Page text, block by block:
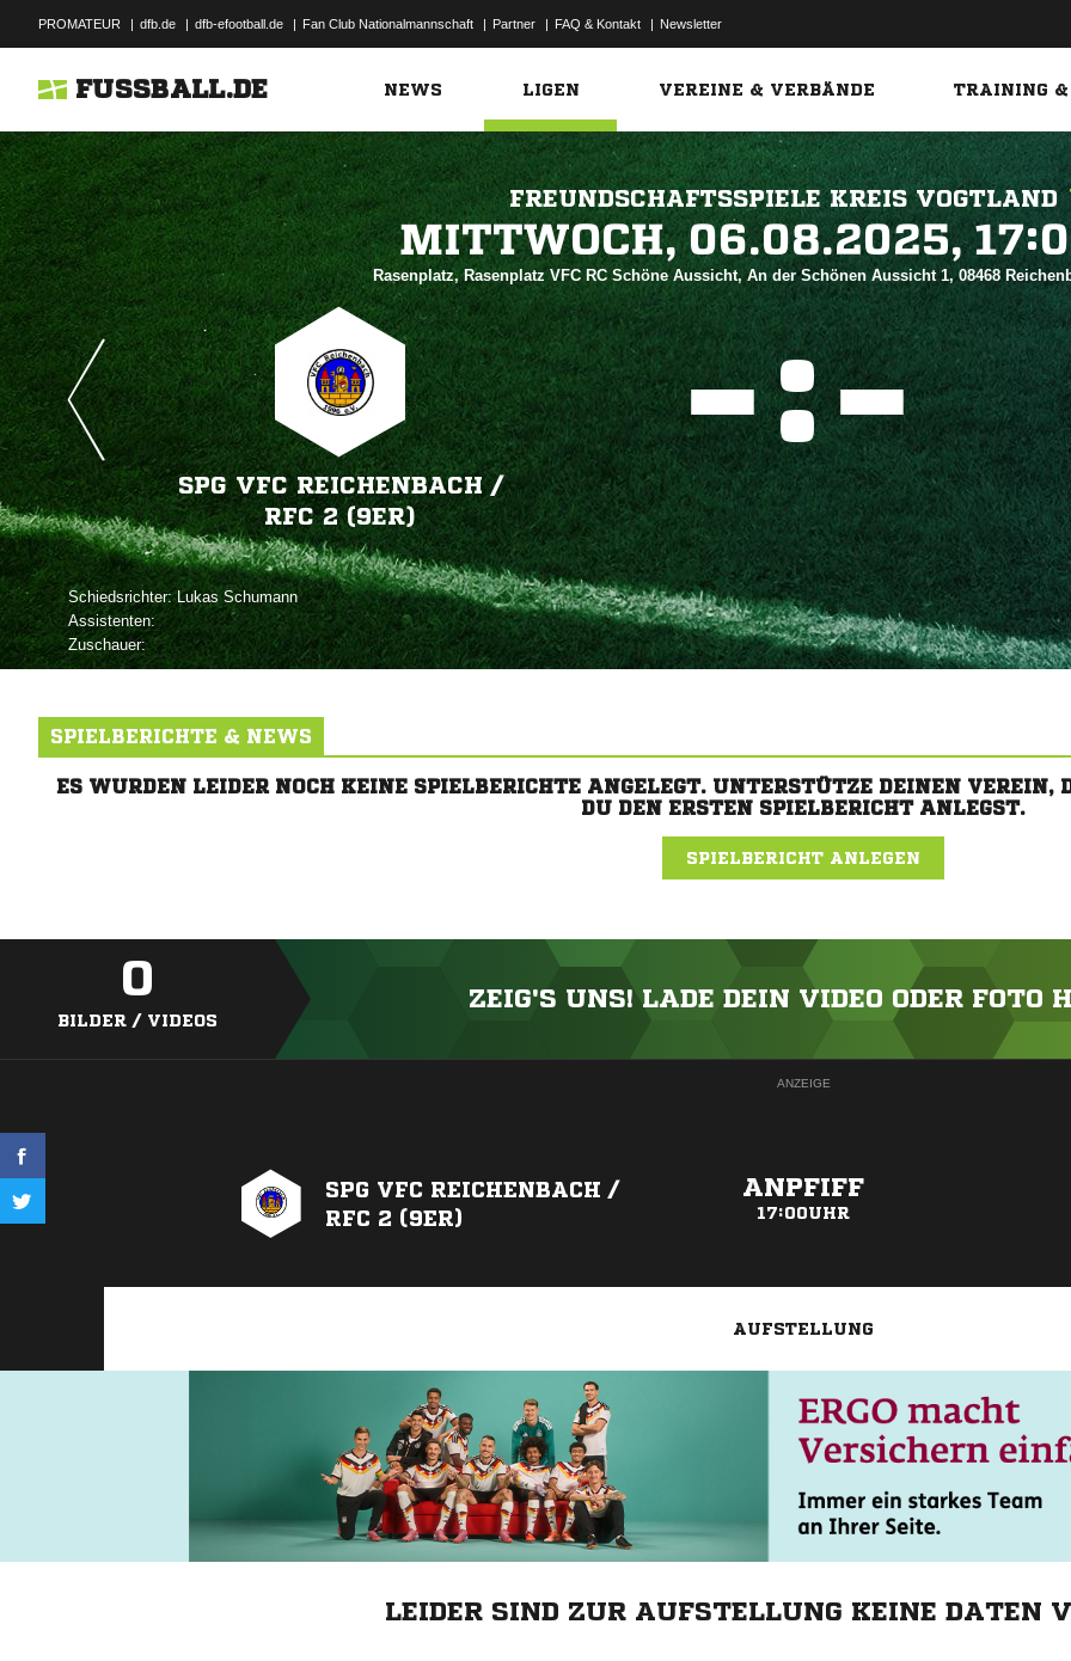
PROMATEUR | dfb.de | dfb-efootball.de | Fan Club Nationalmannschaft | Partner | FAQ & Kontakt | Newsletter
FUSSBALL.DE NEWS LIGEN VEREINE & VERBÄNDE TRAINING &
FREUNDSCHAFTSSPIELE KREIS VOGTLAND
 
Rasenplatz, Rasenplatz VFC RC Schöne Aussicht, An der Schönen Aussicht 1, 08468
SPG VFC REICHENBACH /​
RFC 2 (9ER)
:
Schiedsrichter: 
Assistenten:
Zuschauer:
SPIELBERICHTE & NEWS
ES WURDEN LEIDER NOCH KEINE SPIELBERICHTE ANGELEGT. UNTERSTÜTZE DEINEN
DU DEN ERSTEN SPIELBERICHT ANLEGST.
SPIELBERICHT ANLEGEN
0
BILDER / VIDEOS
ZEIG'S UNS! LADE DEIN VIDEO ODER FOTO
ANZEIGE
SPG VFC REICHENBACH /
RFC 2 (9ER)
ANPFIFF
17:00UHR
AUFSTELLUNG
LEIDER SIND ZUR AUFSTELLUNG KEINE DATEN